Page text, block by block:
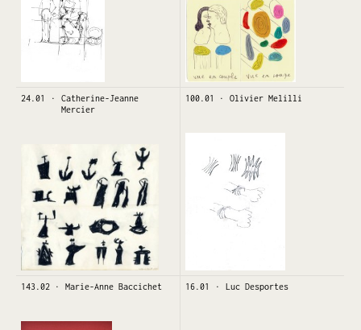
24.01
Catherine-Jeanne
Mercier
100.01 Olivier Melilli
143.02 Marie-Anne Baccichet 16.01 Luc Desportes